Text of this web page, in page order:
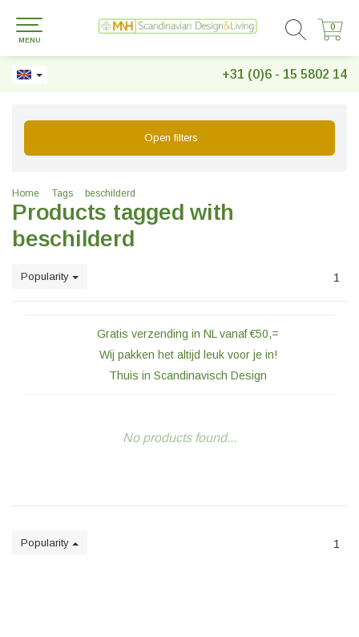
+31 (0)6 - 15 5802 14
0
0
MENU
Open filters
Home Tags beschilderd
Products tagged with
beschilderd
Popularity 1
Gratis verzending in NL vanaf €50,=
Wij pakken het altijd leuk voor je in!
Thuis in Scandinavisch Design
No products found...
Popularity 1